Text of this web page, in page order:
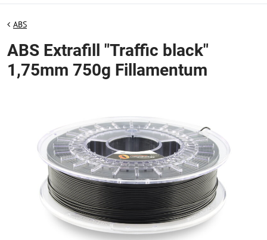
ABS
ABS Extrafill "Traffic black"
1,75mm 750g Fillamentum